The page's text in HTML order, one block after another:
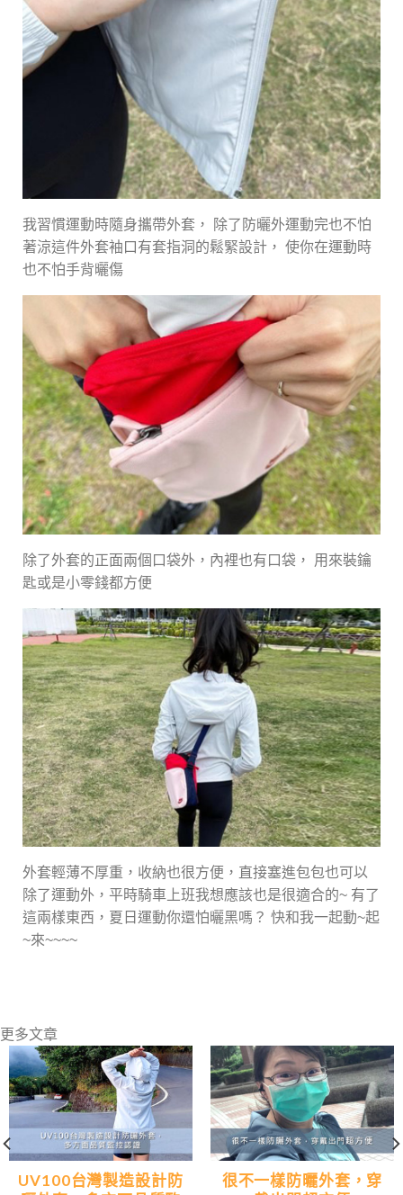
我習慣運動時隨身攜帶外套， 除了防曬外運動完也不怕
著涼這件外套袖口有套指洞的鬆緊設計， 使你在運動時
也不怕手背曬傷
除了外套的正面兩個口袋外，內裡也有口袋， 用來裝鑰
匙或是小零錢都方便
外套輕薄不厚重，收納也很方便，直接塞進包包也可以
除了運動外，平時騎車上班我想應該也是很適合的~ 有了
這兩樣東西，夏日運動你還怕曬黑嗎？ 快和我一起動~起
~來~~~~
更多文章
UV100台灣製造設計防
很不一樣防曬外套，穿